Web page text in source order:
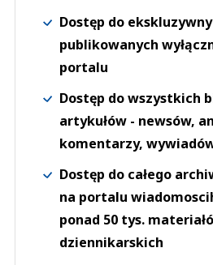
Dostęp do
publikowanych
portalu
Dostęp do wszystkich
artykułów - newsów,
komentarzy,
Dostęp do całego
na portalu
ponad 50 tys.
dziennikarskich